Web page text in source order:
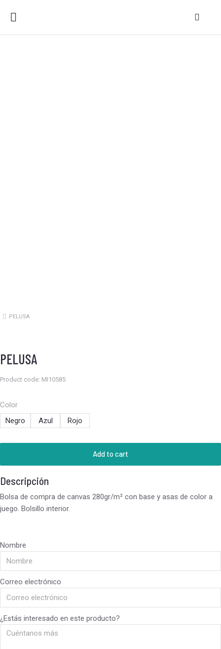
Estás aquí:
PELUSA
PELUSA
Product code: MI10585
Color
Negro
Azul Rojo
Add to cart
Descripción
Bolsa de compra de canvas 280gr/m² con base y asas de color a
juego. Bolsillo interior.
Nombre
Correo electrónico
¿Estás interesado en este producto?